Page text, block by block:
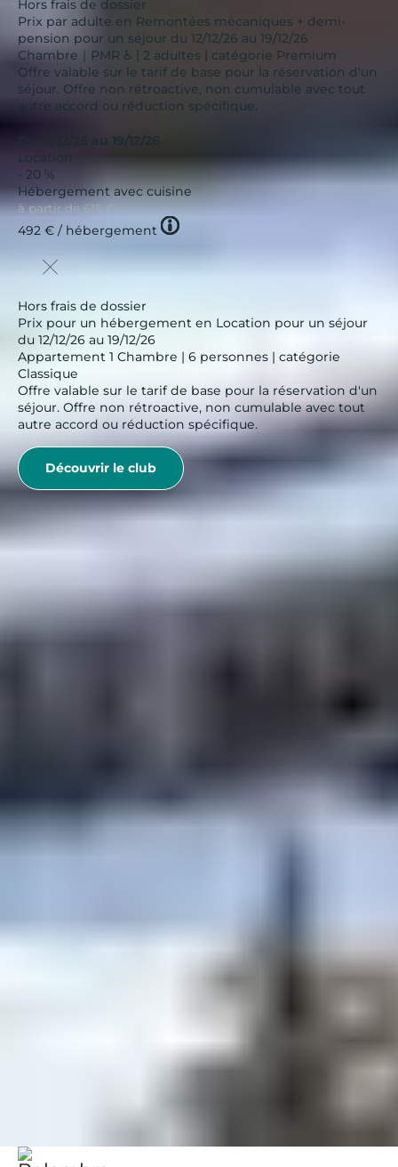
Hors frais de dossier
Prix par adulte en Remontées mécaniques + demi-
pension pour un séjour du 12/12/26 au 19/12/26
Chambre｜PMR ♿ | 2 adultes | catégorie Premium
Offre valable sur le tarif de base pour la réservation d'un
séjour. Offre non rétroactive, non cumulable avec tout
autre accord ou réduction spécifique.
Du 12/12/26 au 19/12/26
Location
- 20 %
Hébergement avec cuisine
à partir de615 €
492 € / hébergement Tooltip
icon
Hors frais de dossier
Prix pour un hébergement en Location pour un séjour
du 12/12/26 au 19/12/26
Appartement 1 Chambre | 6 personnes | catégorie
Classique
Offre valable sur le tarif de base pour la réservation d'un
séjour. Offre non rétroactive, non cumulable avec tout
autre accord ou réduction spécifique.
Découvrir le club
6. POURQUOI
CHOISIR LES CHIENS
✔Un cadre naturel préservé, entre forêts d’épicéas et
vastes plateaux enneigés.